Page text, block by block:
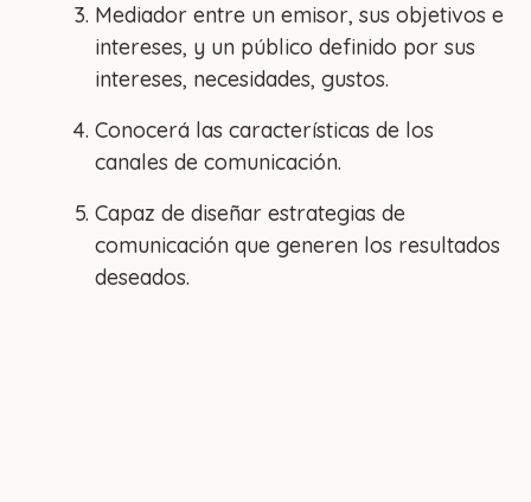
Mediador entre un emisor, sus objetivos e
intereses, y un público definido por sus
intereses, necesidades, gustos.
Conocerá las características de los
canales de comunicación.
Capaz de diseñar estrategias de
comunicación que generen los resultados
deseados.